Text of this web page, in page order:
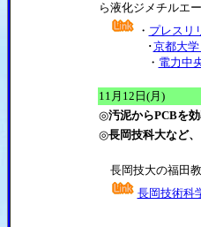
ら液化ジメチルエ
・ プレスリ
･京都大
・ 電力中
11月12日(月)
◎汚泥からPCBを
◎長岡技科大など
長岡技大の福田
長岡技術科